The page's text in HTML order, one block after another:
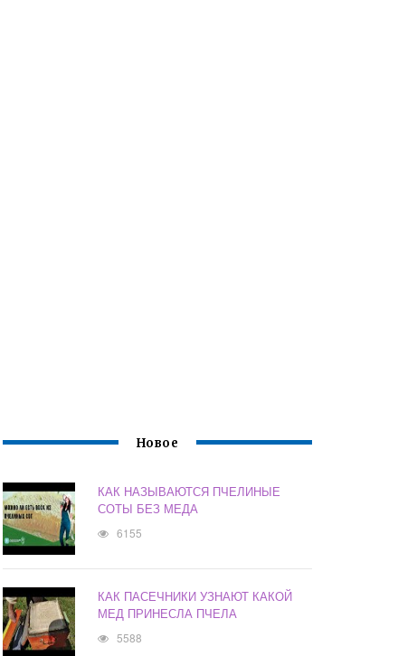
Новое
КАК НАЗЫВАЮТСЯ ПЧЕЛИНЫЕ
СОТЫ БЕЗ МЕДА
6155
КАК ПАСЕЧНИКИ УЗНАЮТ КАКОЙ
МЕД ПРИНЕСЛА ПЧЕЛА
5588